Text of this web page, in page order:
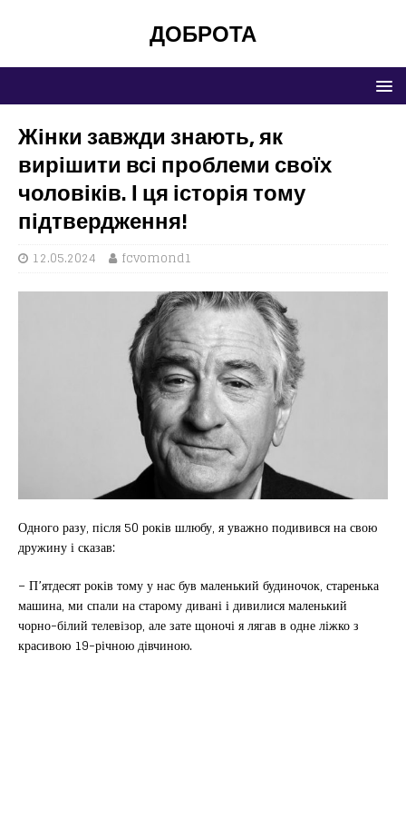
ДОБРОТА
Жінки завжди знають, як
вирішити всі проблеми своїх
чоловіків. І ця історія тому
підтвердження!
12.05.2024 fcvomond1
Одного разу, після 50 років шлюбу, я уважно подивився на свою
дружину і сказав:
– П’ятдесят років тому у нас був маленький будиночок, старенька
машина, ми спали на старому дивані і дивилися маленький
чорно-білий телевізор, але зате щоночі я лягав в одне ліжко з
красивою 19-річною дівчиною.